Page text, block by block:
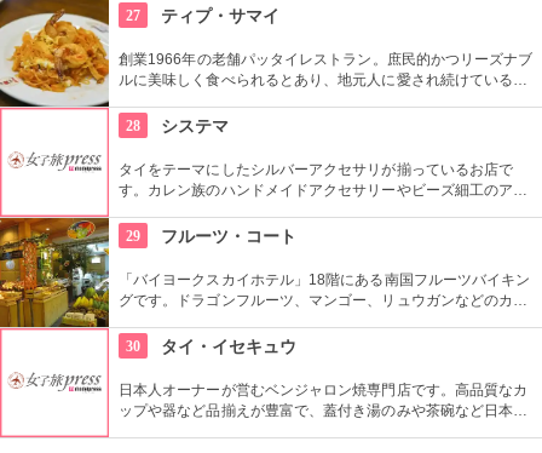
のレストランもあり、地元の若者にも人気のスポットです。
27 ティプ・サマイ
創業1966年の老舗パッタイレストラン。庶民的かつリーズナブ
ルに美味しく食べられるとあり、地元人に愛され続けているお
と３５Ｂａｔｈと、屋台と変わらない値段！フレッシュジュー
スも名物。
28 システマ
タイをテーマにしたシルバーアクセサリが揃っているお店で
す。カレン族のハンドメイドアクセサリーやビーズ細工のアク
したペンダントやチャームが人気です。自分のイニシャルのア
クセサリーをタイでの思い出として購入するのもオススメで
す。
29 フルーツ・コート
「バイヨークスカイホテル」18階にある南国フルーツバイキン
グです。ドラゴンフルーツ、マンゴー、リュウガンなどのカッ
ーツを使ったアイスやスイーツなどもあります。7種類のトロ
ピカルフルーツをスイカに詰めた、ぷるぷるのカラフルなゼリ
ーが人気です。
30 タイ・イセキュウ
日本人オーナーが営むベンジャロン焼専門店です。高品質なカ
ップや器など品揃えが豊富で、蓋付き湯のみや茶碗など日本人